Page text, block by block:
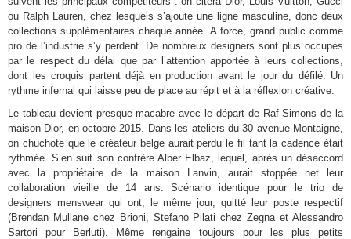
ou Ralph Lauren, chez lesquels s’ajoute une ligne masculine, donc deux
collections supplémentaires chaque année. A force, grand public comme
pro de l’industrie s’y perdent. De nombreux designers sont plus occupés
par le respect du délai que par l’attention apportée à leurs collections,
dont les croquis partent déjà en production avant le jour du défilé. Un
rythme infernal qui laisse peu de place au répit et à la réflexion créative.
Le tableau devient presque macabre avec le départ de Raf Simons de la
maison Dior, en octobre 2015. Dans les ateliers du 30 avenue Montaigne,
on chuchote que le créateur belge aurait perdu le fil tant la cadence était
rythmée. S’en suit son confrère Alber Elbaz, lequel, après un désaccord
avec la propriétaire de la maison Lanvin, aurait stoppée net leur
collaboration vieille de 14 ans. Scénario identique pour le trio de
designers menswear qui ont, le même jour, quitté leur poste respectif
(Brendan Mullane chez Brioni, Stefano Pilati chez Zegna et Alessandro
Sartori pour Berluti). Même rengaine toujours pour les plus petits